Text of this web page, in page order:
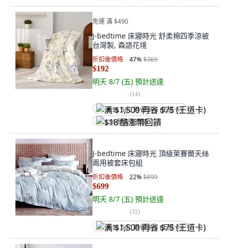
免運 滿 $490
J-bedtime 床寢時光 舒柔棉四季涼被
台灣製, 森語花境
折扣後價格 47%$369
$192
明天 8/7 (五) 預計送達
(14)
满 $1,500 再省 $75 (王道卡)
$18 酷澎幣回饋
J-bedtime 床寢時光 頂級萊賽爾天絲
兩用被套床包組
折扣後價格 22%$899
$699
明天 8/7 (五) 預計送達
(32)
满 $1,500 再省 $75 (王道卡)